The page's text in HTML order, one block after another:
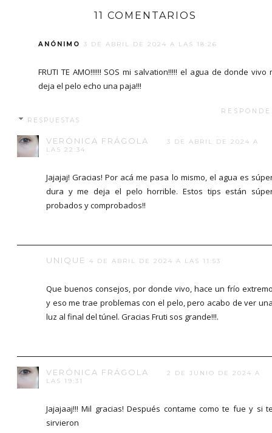
11 COMENTARIOS
ANÓNIMO 3 DE ABRIL DE 2024 A LAS 18:26
FRUTI TE AMO!!!!!! SOS mi salvation!!!!! el agua de donde vivo
deja el pelo echo una paja!!!
RESPUESTAS
VERÓNICA FRÁGOLA
3 DE ABRIL DE 2024 A
LAS 22:34
Jajajaj! Gracias! Por acá me pasa lo mismo, el agua es
dura y me deja el pelo horrible. Estos tips están
probados y comprobados!!
UNIQUE 4 DE ABRIL DE 2024 A LAS 11:53
Que buenos consejos, por donde vivo, hace un frío
y eso me trae problemas con el pelo, pero acabo de ver
luz al final del túnel. Gracias Fruti sos grande!!!.
VERÓNICA FRÁGOLA
2 DE JUNIO DE 2024 A
LAS 19:31
Jajajaaj!!! Mil gracias! Después contame como te fue y si
sirvieron